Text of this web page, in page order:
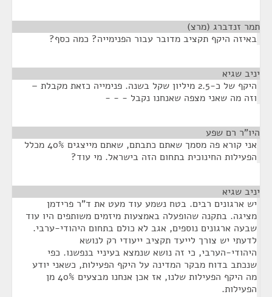
תמר זנדברג (מרצ)
באיזה היקף תקציב מדובר עבור הפנימייה? כמה כסף?
יניב שגיא
היקף של כ-2.5 מיליון שקל בשנה. פנימייה כזאת מקבלת –
וזה מה שאני מצפה שאנחנו נקבל - - -
היו"ר רם שפע
אני קורא פה מסמך שאתם כתבתם, שאתם מייצגים 40% מכלל
הפעילות החינוכית בתחום הזה בישראל. מי עוד?
יניב שגיא
יש ארגונים רבים. בטח נשמע עוד מעט את ד"ר פרידמן
מציגה. בתקנה שהופעלה באמצעות מיזמים משותפים היו עוד
שבעה ארגונים נוספים, אגב לא כולם בתחום היהודי-ערבי.
לדעתי יש צורך לייעד תקציב ייעודי רק לנושא
היהודי-הערבי, כי זה נושא שנמצא בעיניי בנפשנו. כפי
שנכתב בדוח מבקר המדינה על היקף הפעילות, כשאני יודע
מה היקף הפעילות שלנו, אז אכן אנחנו מבצעים 40% מן
הפעילות.